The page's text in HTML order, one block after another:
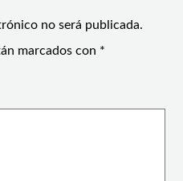
no será publicada.
marcados con *